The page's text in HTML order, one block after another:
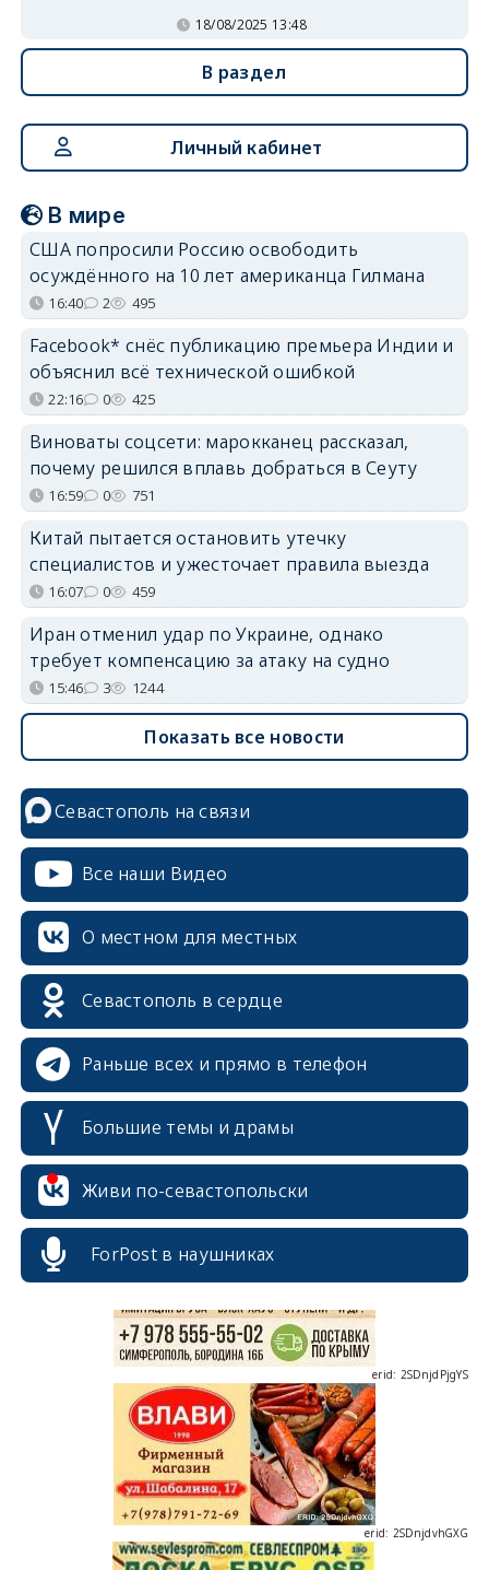
18/08/2025 13:48
В раздел
Личный кабинет
В мире
США попросили Россию освободить
осуждённого на 10 лет американца Гилмана
16:40 2 495
Facebook* снёс публикацию премьера Индии и
объяснил всё технической ошибкой
22:16 0 425
Виноваты соцсети: марокканец рассказал,
почему решился вплавь добраться в Сеуту
16:59 0 751
Китай пытается остановить утечку
специалистов и ужесточает правила выезда
16:07 0 459
Иран отменил удар по Украине, однако
требует компенсацию за атаку на судно
15:46 3 1244
Показать все новости
Севастополь на связи
Все наши Видео
О местном для местных
Севастополь в сердце
Раньше всех и прямо в телефон
Большие темы и драмы
Живи по-севастопольски
ForPost в наушниках
erid: 2SDnjcrDNw6
erid: 2SDnjdvhGXG